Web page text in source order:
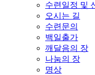
수련일정 및
오시는 길
수련문의
백일출가
깨달음의 장
나눔의 장
명상